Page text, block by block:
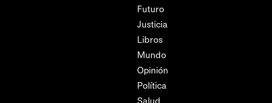
Futuro
Justicia
Libros
Mundo
Opinión
Política